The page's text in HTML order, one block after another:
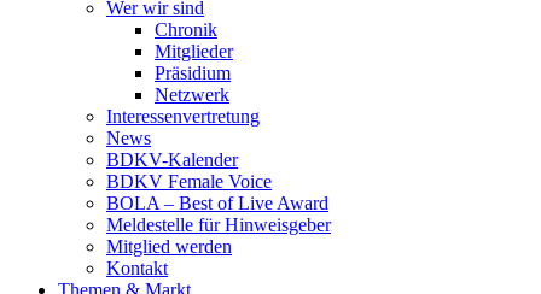
Wer wir sind
Chronik
Mitglieder
Präsidium
Netzwerk
Interessenvertretung
News
BDKV-Kalender
BDKV Female Voice
BOLA – Best of Live Award
Meldestelle für Hinweisgeber
Mitglied werden
Kontakt